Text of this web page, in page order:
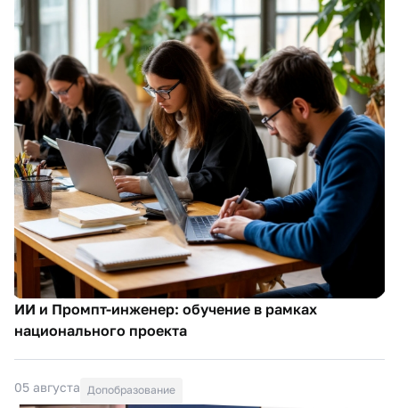
ИИ и Промпт-инженер: обучение в рамках
национального проекта
05 августа Допобразование